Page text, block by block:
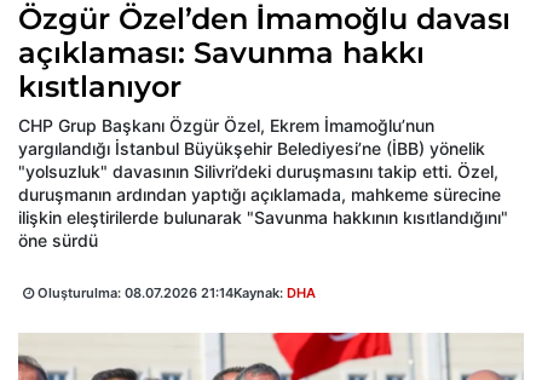
Özgür Özel’den İmamoğlu davası
açıklaması: Savunma hakkı
kısıtlanıyor
CHP Grup Başkanı Özgür Özel, Ekrem İmamoğlu’nun
yargılandığı İstanbul Büyükşehir Belediyesi’ne (İBB) yönelik
"yolsuzluk" davasının Silivri’deki duruşmasını takip etti. Özel,
duruşmanın ardından yaptığı açıklamada, mahkeme sürecine
ilişkin eleştirilerde bulunarak "Savunma hakkının kısıtlandığını"
öne sürdü
Oluşturulma: 08.07.2026 21:14Kaynak: DHA